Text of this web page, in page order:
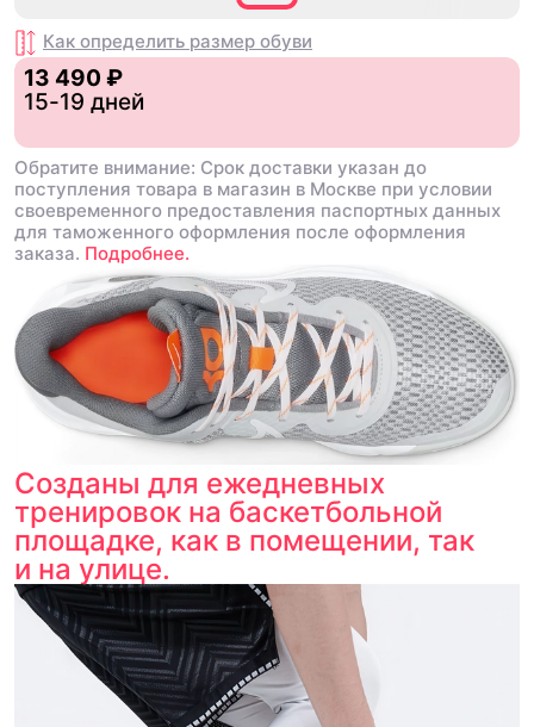
Как определить размер обуви
13 490 ₽
15-19 дней
Обратите внимание: Срок доставки указан до
поступления товара в магазин в Москве при условии
своевременного предоставления паспортных данных
для таможенного оформления после оформления
заказа. Подробнее.
Созданы для ежедневных
тренировок на баскетбольной
площадке, как в помещении, так
и на улице.